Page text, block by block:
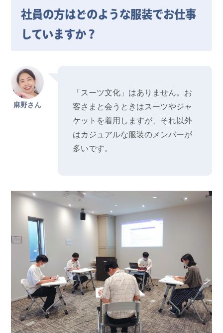
社員の方はどのような服装でお仕事
していますか？
麻野さん
「スーツ文化」はありません。お
客さまと会うときはスーツやジャ
ケットを着用しますが、それ以外
はカジュアルな服装のメンバーが
多いです。